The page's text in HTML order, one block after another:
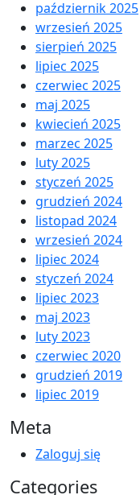
październik 2025
wrzesień 2025
sierpień 2025
lipiec 2025
czerwiec 2025
maj 2025
kwiecień 2025
marzec 2025
luty 2025
styczeń 2025
grudzień 2024
listopad 2024
wrzesień 2024
lipiec 2024
styczeń 2024
lipiec 2023
maj 2023
luty 2023
czerwiec 2020
grudzień 2019
lipiec 2019
Meta
Zaloguj się
Categories